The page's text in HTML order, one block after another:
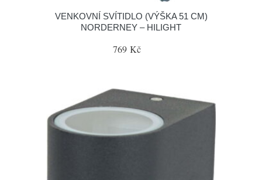
VENKOVNÍ SVÍTIDLO (VÝŠKA 51 CM)
NORDERNEY – HILIGHT
769 Kč